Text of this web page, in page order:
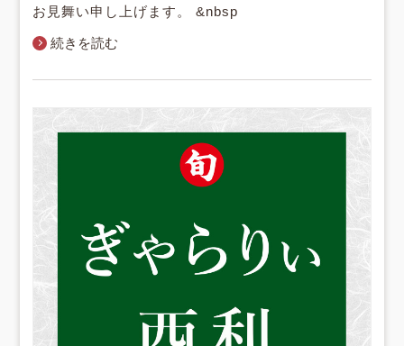
お見舞い申し上げます。 &nbsp
続きを読む